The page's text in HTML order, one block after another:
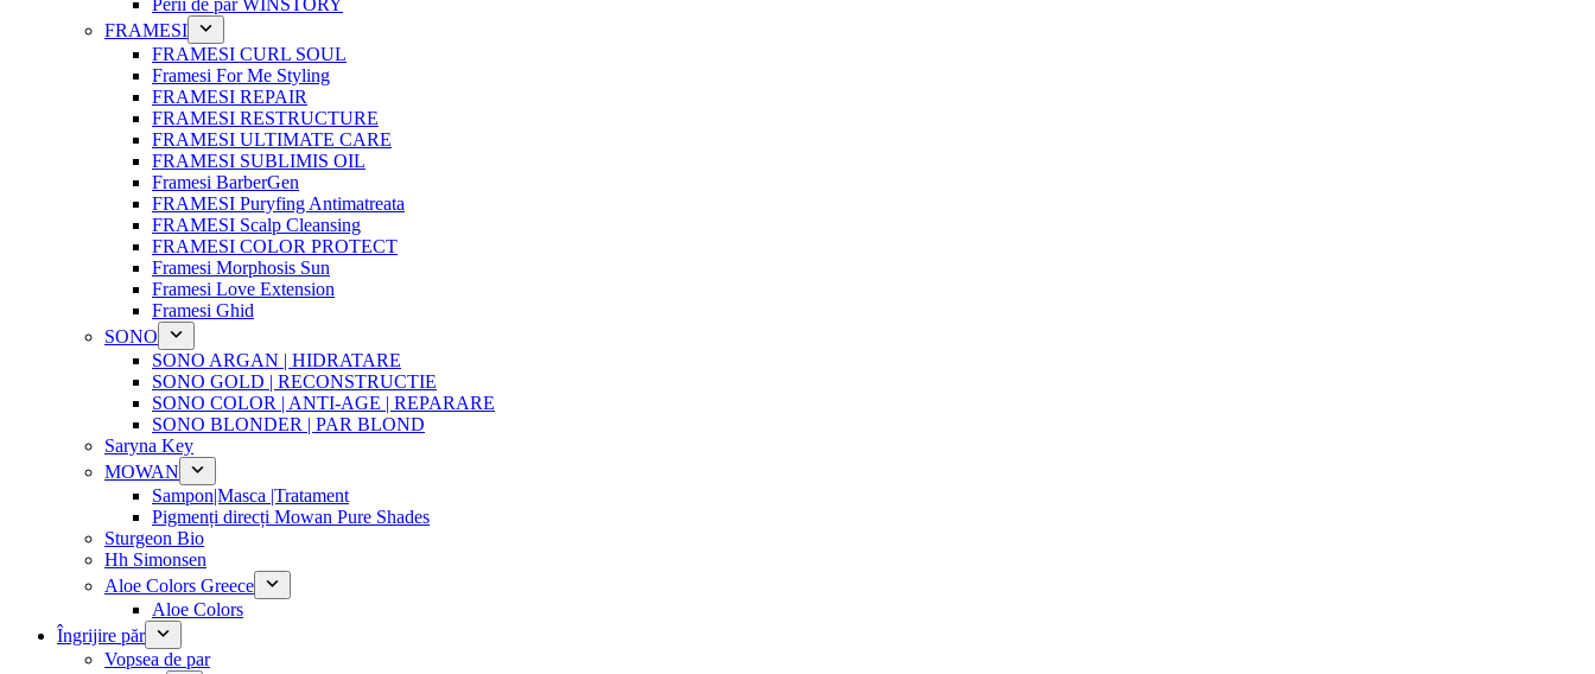
Perii de par WINSTORY
FRAMESI
FRAMESI CURL SOUL
Framesi For Me Styling
FRAMESI REPAIR
FRAMESI RESTRUCTURE
FRAMESI ULTIMATE CARE
FRAMESI SUBLIMIS OIL
Framesi BarberGen
FRAMESI Puryfing Antimatreata
FRAMESI Scalp Cleansing
FRAMESI COLOR PROTECT
Framesi Morphosis Sun
Framesi Love Extension
Framesi Ghid
SONO
SONO ARGAN | HIDRATARE
SONO GOLD | RECONSTRUCTIE
SONO COLOR | ANTI-AGE | REPARARE
SONO BLONDER | PAR BLOND
Saryna Key
MOWAN
Sampon|Masca |Tratament
Pigmenți direcți Mowan Pure Shades
Sturgeon Bio
Hh Simonsen
Aloe Colors Greece
Aloe Colors
Îngrijire păr
Vopsea de par